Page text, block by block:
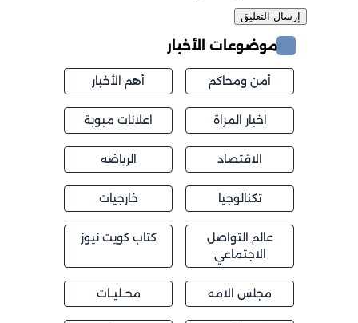
موضوعات الأخبار
أمن ومحاكم أهم الأخبار
اخبار المراة اعلانات مبوبة
الاقتصاد الرياضه
تكنالوجيا خارجيات
عالم التواصل
الاجتماعي
كتاب كويت نيوز
مجلس الامه محــليــات